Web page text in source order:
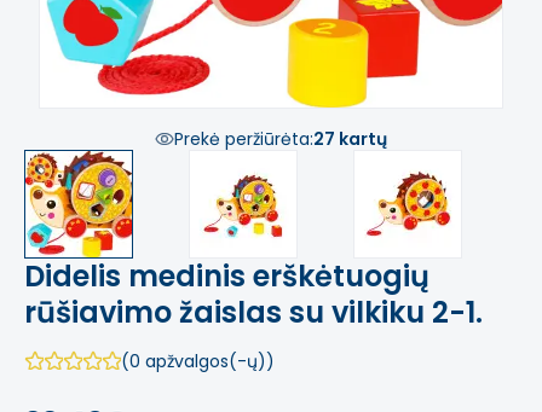
Prekė peržiūrėta:27 kartų
Didelis medinis erškėtuogių
rūšiavimo žaislas su vilkiku 2-1.
(0 apžvalgos(-ų))